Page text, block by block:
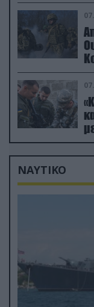
ΝΑΥΤΙΚΟ